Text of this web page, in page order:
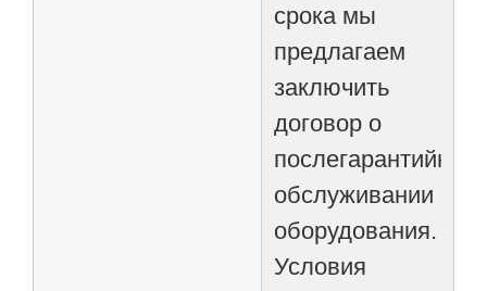
срока мы
предлагаем
заключить
договор о
послегарантийном
обслуживании
оборудования.
Условия